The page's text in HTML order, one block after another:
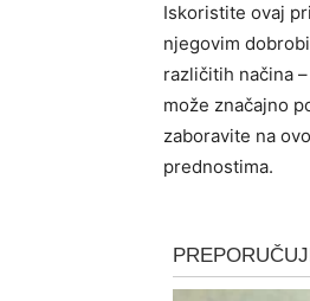
Iskoristite ovaj
njegovim
različitih načina
može značajno
zaboravite na
prednostima.